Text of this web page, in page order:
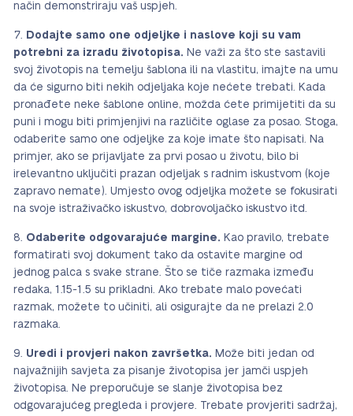
način demonstriraju vaš uspjeh.
Dodajte samo one odjeljke i naslove koji su vam
potrebni za izradu životopisa. Ne važi za što ste sastavili
svoj životopis na temelju šablona ili na vlastitu, imajte na umu
da će sigurno biti nekih odjeljaka koje nećete trebati. Kada
pronađete neke šablone online, možda ćete primijetiti da su
puni i mogu biti primjenjivi na različite oglase za posao. Stoga,
odaberite samo one odjeljke za koje imate što napisati. Na
primjer, ako se prijavljate za prvi posao u životu, bilo bi
irelevantno uključiti prazan odjeljak s radnim iskustvom (koje
zapravo nemate). Umjesto ovog odjeljka možete se fokusirati
na svoje istraživačko iskustvo, dobrovoljačko iskustvo itd.
Odaberite odgovarajuće margine. Kao pravilo, trebate
formatirati svoj dokument tako da ostavite margine od
jednog palca s svake strane. Što se tiče razmaka između
redaka, 1.15-1.5 su prikladni. Ako trebate malo povećati
razmak, možete to učiniti, ali osigurajte da ne prelazi 2.0
razmaka.
Uredi i provjeri nakon završetka. Može biti jedan od
najvažnijih savjeta za pisanje životopisa jer jamči uspjeh
životopisa. Ne preporučuje se slanje životopisa bez
odgovarajućeg pregleda i provjere. Trebate provjeriti sadržaj,